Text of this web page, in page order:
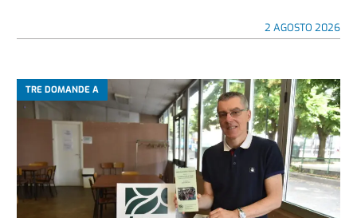
2 AGOSTO 2026
TRE DOMANDE A